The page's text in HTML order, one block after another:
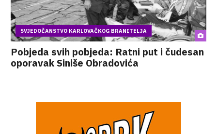
SVJEDOČANSTVO KARLOVAČKOG BRANITELJA
Pobjeda svih pobjeda: Ratni put i čudesan
oporavak Siniše Obradovića